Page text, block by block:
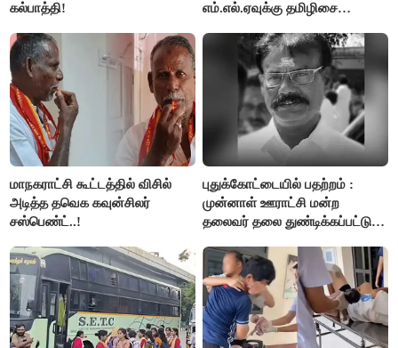
கல்பாத்தி!
எம்.எல்.ஏவுக்கு தமிழிசை
மாநகராட்சி கூட்டத்தில் விசில்
அடித்த தவெக கவுன்சிலர்
சஸ்பெண்ட்..!
புதுக்கோட்டையில் பதற்றம் :
முன்னாள் ஊராட்சி மன்ற
தலைவர் தலை துண்டிக்கப்பட்டு